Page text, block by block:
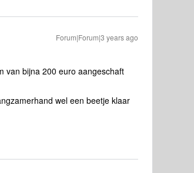
Forum|Forum|3 years ago
van bijna 200 euro aangeschaft
wel een beetje klaar